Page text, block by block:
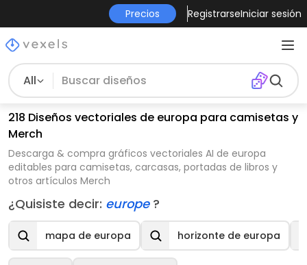
Precios RegistrarseIniciar sesión
All
218 Diseños vectoriales de europa para camisetas y
Merch
Descarga & compra gráficos vectoriales AI de europa
editables para camisetas, carcasas, portadas de libros y
otros artículos Merch
¿Quisiste decir: europe ?
mapa de europa horizonte de europa